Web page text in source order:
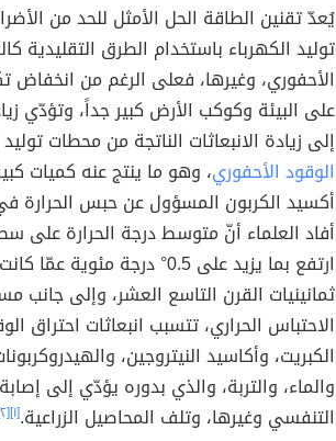
يُعدّ تقنين الطاقة الحل الأمثل للحد من
توليد الكهرباء باستخدام الطرق التقليدية
الأحفوري، وغيرها، فعلى الرغم من انخفاض
على البيئة وكوكب الأرض كبير جداً، وتؤدّي
إلى زيادة الانبعاثات الناتجة من محطات
الوقود الأحفوري، وهو ما ينتج عنه كميات
أكسيد الكربون المسؤول عن حبس الحرارة
أفاد العلماء أنّ متوسط درجة الحرارة
ارتفع بما يزيد على 0.5° درجة
ثمانينيات القرن التاسع العشر، وإلى جانب
الاحتباس الحراري، تتسبب انبعاثات احتراق
الكبريت، وأكاسيد النيتروجين،
والماء، والتربة، والذي بدوره يؤدّي إلى
التنفسي وغيرها، وتلف المحاصيل الزراعية.[١] [٢]